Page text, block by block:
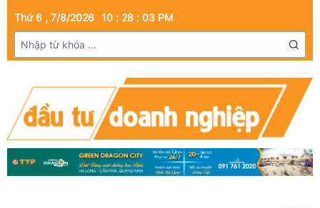
Thứ 6 , 7/8/2026 10 : 28 : 03 PM